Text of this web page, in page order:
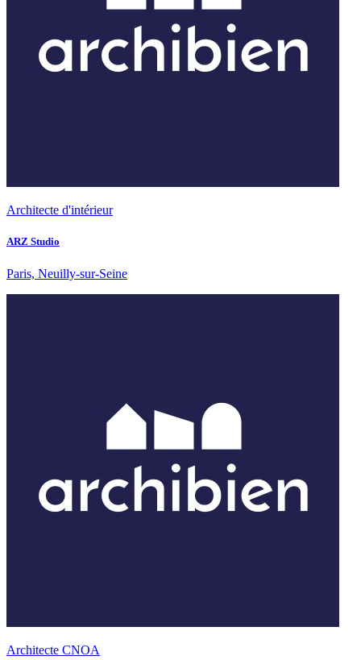
Architecte d'intérieur
ARZ Studio
Paris, Neuilly-sur-Seine
Architecte CNOA